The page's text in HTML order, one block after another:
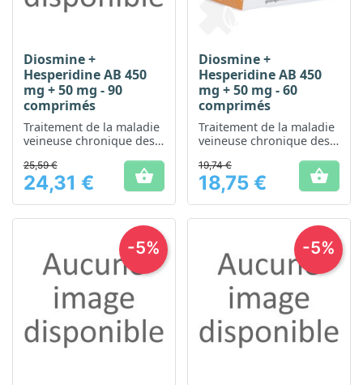
Diosmine +
Hesperidine AB 450
mg + 50 mg - 90
comprimés
Traitement de la maladie
veineuse chronique des
hémorroïdaire aiguë
Prix
25,59 €
24,31 € 
Diosmine +
Hesperidine AB 450
mg + 50 mg - 60
comprimés
Traitement de la maladie
veineuse chronique des
hémorroïdaire aiguë
Prix
19,74 €
18,75 € 
-5% -5%